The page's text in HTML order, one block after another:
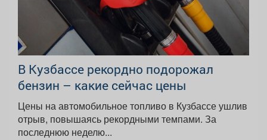
В Кузбассе рекордно подорожал
бензин – какие сейчас цены
Цены на автомобильное топливо в Кузбассе ушлив
отрыв, повышаясь рекордными темпами. За
последнюю неделю...